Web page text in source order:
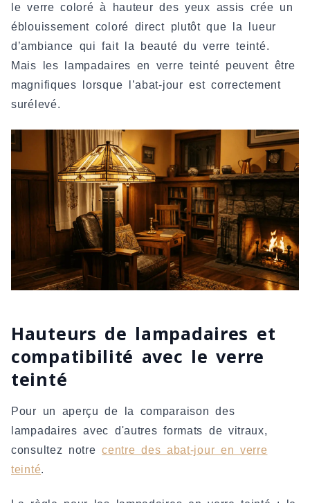
le verre coloré à hauteur des yeux assis crée un
éblouissement coloré direct plutôt que la lueur
d’ambiance qui fait la beauté du verre teinté.
Mais les lampadaires en verre teinté peuvent être
magnifiques lorsque l’abat-jour est correctement
surélevé.
Hauteurs de lampadaires et
compatibilité avec le verre
teinté
Pour un aperçu de la comparaison des
lampadaires avec d'autres formats de vitraux,
consultez notrecentre des abat-jour en verre
teinté.